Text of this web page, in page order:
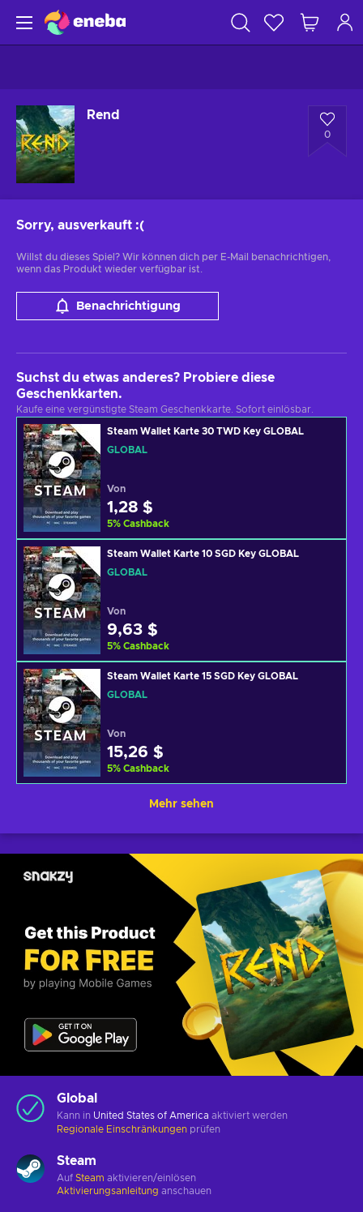
Rend
0
Sorry, ausverkauft :(
Willst du dieses Spiel? Wir können dich per E-Mail benachrichtigen,
wenn das Produkt wieder verfügbar ist.
Benachrichtigung
Suchst du etwas anderes? Probiere diese
Geschenkkarten.
Kaufe eine vergünstigte Steam Geschenkkarte. Sofort einlösbar.
Steam Wallet Karte 30 TWD Key GLOBAL
GLOBAL
Von
1,28 $
5% Cashback
Steam Wallet Karte 10 SGD Key GLOBAL
GLOBAL
Von
9,63 $
5% Cashback
Steam Wallet Karte 15 SGD Key GLOBAL
GLOBAL
Von
15,26 $
5% Cashback
Mehr sehen
Global
Kann in United States of America aktiviert werden
Regionale Einschränkungen prüfen
Steam
Auf Steam aktivieren/einlösen
Aktivierungsanleitung anschauen